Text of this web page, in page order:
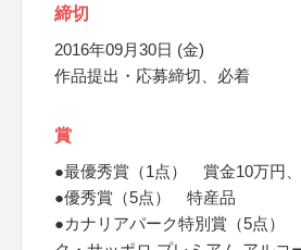
締切
2016年09月30日 (金)
作品提出・応募締切、必着
賞
●最優秀賞（1点） 賞金10万円
●優秀賞（5点） 特産品
●カナリアパーク特別賞（5点）